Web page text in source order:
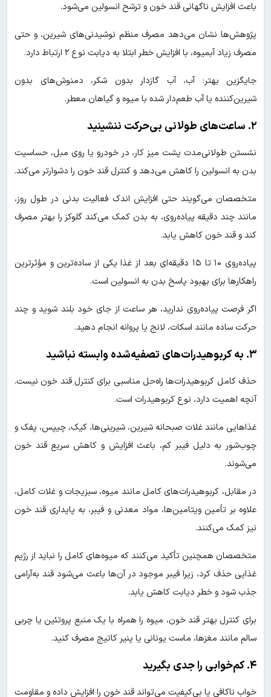
باعث افزایش ناگهانی قند خون و ترشح انسولین می‌شود.
پژوهش‌ها نشان می‌دهد مصرف منظم نوشیدنی‌های شیرین، و حتی
مصرف زیاد آبمیوه، با افزایش خطر ابتلا به دیابت نوع ۲ ارتباط دارد.
جایگزین بهتر: آب، آب گازدار بدون شکر، دمنوش‌های بدون
شیرین‌کننده یا آب طعم‌دار شده با میوه و گیاهان معطر.
۲. ساعت‌های طولانی بی‌حرکت ننشینید
نشستن طولانی‌مدت پشت میز کار، در خودرو یا روی مبل، حساسیت
بدن به انسولین را کاهش می‌دهد و کنترل قند خون را دشوارتر می‌کند.
متخصصان می‌گویند حتی افزایش اندک فعالیت بدنی در طول روز،
مانند چند دقیقه پیاده‌روی، به بدن کمک می‌کند گلوکز را بهتر مصرف
کند و قند خون کاهش یابد.
پیاده‌روی ۱۰ تا ۱۵ دقیقه‌ای بعد از غذا یکی از ساده‌ترین و مؤثرترین
راهکارها برای بهبود پاسخ بدن به انسولین است.
اگر فرصت پیاده‌روی ندارید، هر ساعت از جای خود بلند شوید و چند
حرکت ساده مانند اسکات، لانج یا پروانه انجام دهید.
۳. به کربوهیدرات‌های تصفیه‌شده وابسته نباشید
حذف کامل کربوهیدرات‌ها راه‌حل مناسبی برای کنترل قند خون نیست.
آنچه اهمیت دارد، نوع کربوهیدرات است.
غذاهایی مانند غلات صبحانه شیرین، شیرینی‌ها، کیک، چیپس، پفک و
چوب‌شور به دلیل فیبر کم، باعث افزایش و کاهش سریع قند خون
می‌شوند.
در مقابل، کربوهیدرات‌های کامل مانند میوه، سبزیجات و غلات کامل،
علاوه بر تأمین ویتامین‌ها، مواد معدنی و فیبر، به پایداری قند خون
نیز کمک می‌کنند.
متخصصان همچنین تأکید می‌کنند که میوه‌های کامل را نباید از رژیم
غذایی حذف کرد، زیرا فیبر موجود در آن‌ها باعث می‌شود قند به‌آرامی
جذب شود و خطر دیابت کاهش یابد.
برای کنترل بهتر قند خون، میوه را همراه با یک منبع پروتئین یا چربی
سالم مانند مغزها، ماست یونانی یا پنیر کاتیج مصرف کنید.
۴. کم‌خوابی را جدی بگیرید
خواب ناکافی یا بی‌کیفیت می‌تواند قند خون را افزایش داده و مقاومت